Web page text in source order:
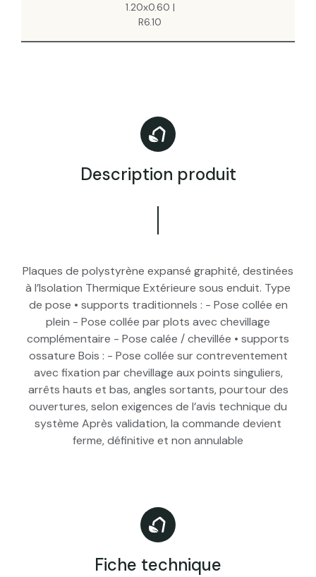
1.20x0.60 |
R6.10
Description produit
Plaques de polystyrène expansé graphité, destinées
à l’Isolation Thermique Extérieure sous enduit. Type
de pose • supports traditionnels : - Pose collée en
plein - Pose collée par plots avec chevillage
complémentaire - Pose calée / chevillée • supports
ossature Bois : - Pose collée sur contreventement
avec fixation par chevillage aux points singuliers,
arrêts hauts et bas, angles sortants, pourtour des
ouvertures, selon exigences de l’avis technique du
système Après validation, la commande devient
ferme, définitive et non annulable
Fiche technique